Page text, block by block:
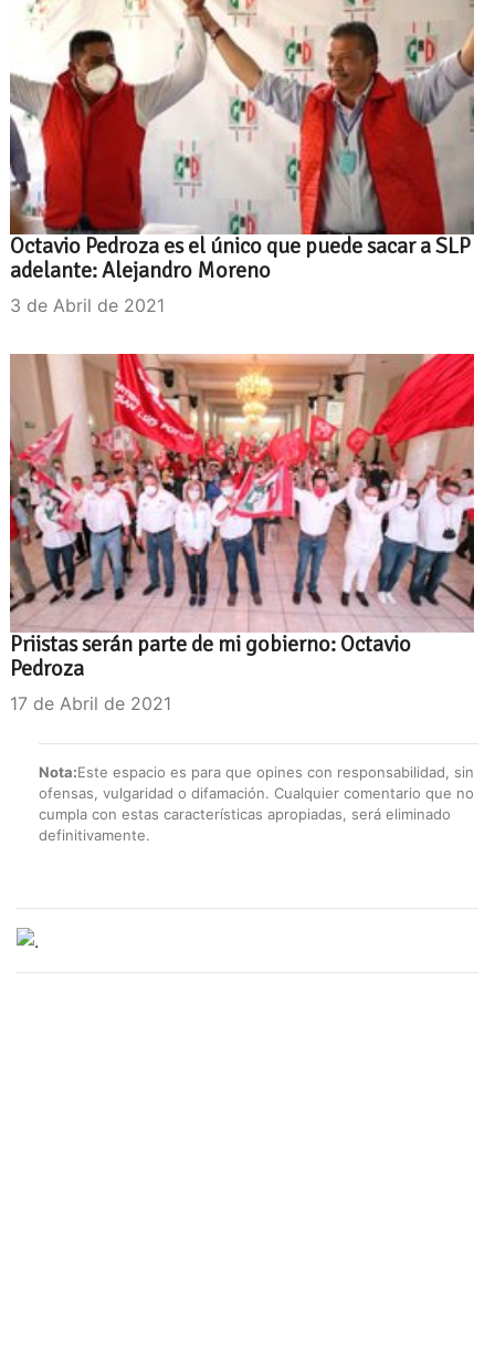
Octavio Pedroza es el único que puede sacar a SLP
adelante: Alejandro Moreno
3 de Abril de 2021
Priistas serán parte de mi gobierno: Octavio
Pedroza
17 de Abril de 2021
Nota:Este espacio es para que opines con responsabilidad, sin
ofensas, vulgaridad o difamación. Cualquier comentario que no
cumpla con estas características apropiadas, será eliminado
definitivamente.